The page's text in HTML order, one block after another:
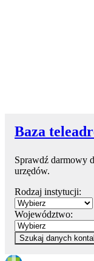
Baza
Sprawdź darmowy
urzędów.
Rodzaj instytucji:
Województwo:
Szukaj danych